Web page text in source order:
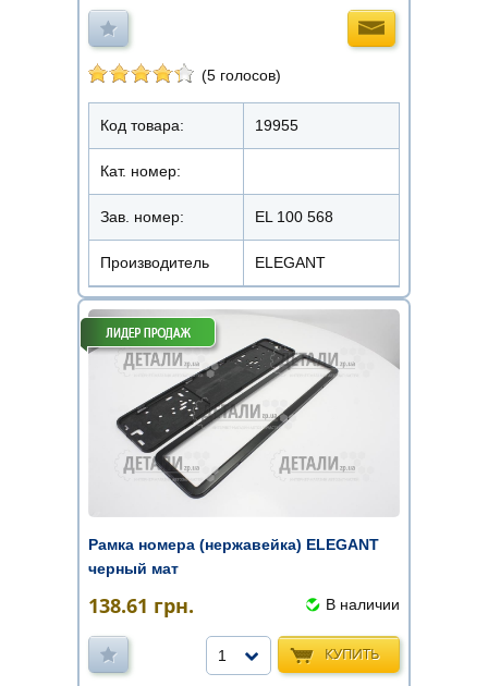
(5 голосов)
Код товара: 19955
Кат. номер:
Зав. номер: EL 100 568
Производитель ELEGANT
Рамка номера (нержавейка) ELEGANT
черный мат
138.61 грн. В наличии
КУПИТЬ
1